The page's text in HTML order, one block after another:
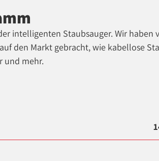
intelligenten Staubsauger. Wir haben
den Markt gebracht, wie kabellose
und mehr.